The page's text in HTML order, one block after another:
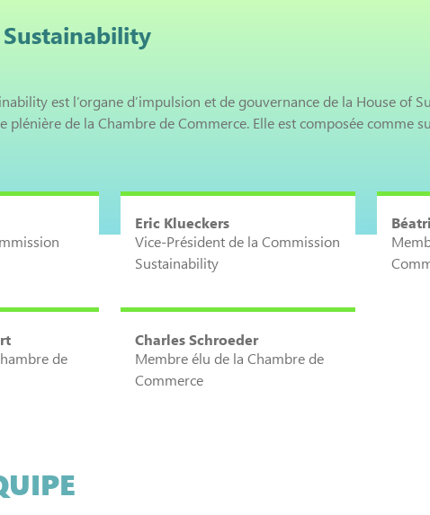
est l’organe d’impulsion et de gouvernance de la House of
plénière de la Chambre de Commerce. Elle est composée comme
Eric Klueckers
Vice-Président de la Commission
Sustainability
de
Charles Schroeder
Membre élu de la Chambre de
Commerce